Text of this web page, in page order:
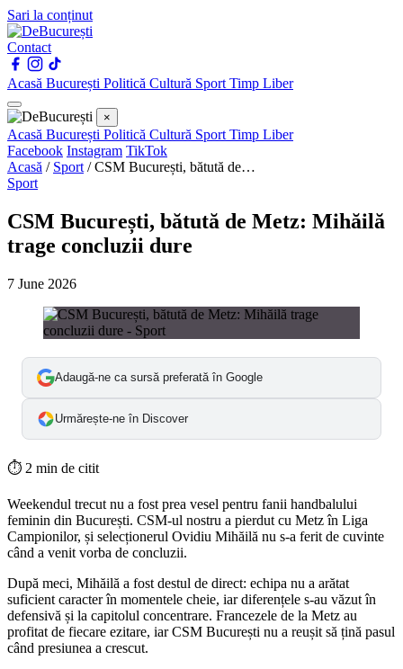
Sari la conținut
Contact
Acasă București Politică Cultură Sport Timp Liber
×
Acasă București Politică Cultură Sport Timp Liber
Facebook Instagram TikTok
Acasă / Sport /CSM București, bătută de…
Sport
CSM București, bătută de Metz: Mihăilă
trage concluzii dure
7 June 2026
Adaugă-ne ca sursă preferată în Google
Urmărește-ne în Discover
⏱ 2 min de citit
Weekendul trecut nu a fost prea vesel pentru fanii handbalului
feminin din București. CSM-ul nostru a pierdut cu Metz în Liga
Campionilor, și selecționerul Ovidiu Mihăilă nu s-a ferit de cuvinte
când a venit vorba de concluzii.
După meci, Mihăilă a fost destul de direct: echipa nu a arătat
suficient caracter în momentele cheie, iar diferențele s-au văzut în
defensivă și la capitolul concentrare. Francezele de la Metz au
profitat de fiecare ezitare, iar CSM București nu a reușit să țină pasul
când presiunea a crescut.